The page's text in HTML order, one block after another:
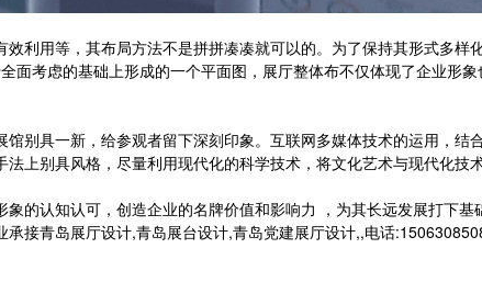
利用等，其布局方法不是拼拼凑凑就可以的。为了保持其形式多样
考虑的基础上形成的一个平面图，展厅整体布不仅体现了企业形
别具一新，给参观者留下深刻印象。互联网多媒体技术的运用，结
上别具风格，尽量利用现代化的科学技术，将文化艺术与现代化技
的认知认可，创造企业的名牌价值和影响力 ，为其长远发展打下基
接青岛展厅设计,青岛展台设计,青岛党建展厅设计,,电话